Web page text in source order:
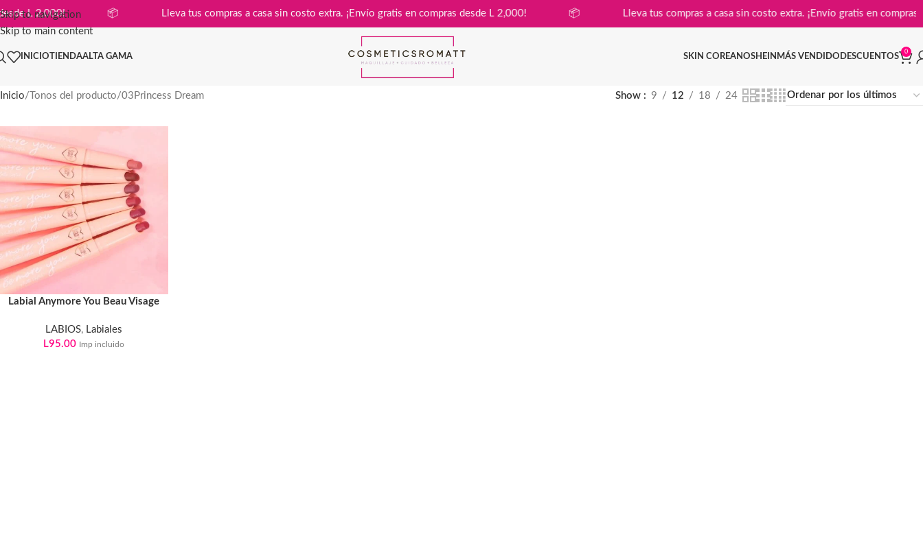
Skip to navigation
Skip to main content
desde L 2,000! Lleva tus compras a casa sin costo extra. ¡Envío gratis en compras desde L 2,000! Lleva tus compras a casa sin costo extra. ¡Envío gratis en
INICIOTIENDAALTA GAMA SKIN COREANOSHEIN MÁS VENDIDO DESCUENTOS
0
Inicio Tonos del producto 03Princess Dream Show 9 12 18 24
Labial Anymore You Beau Visage
LABIOS, Labiales
L95.00 Imp incluido